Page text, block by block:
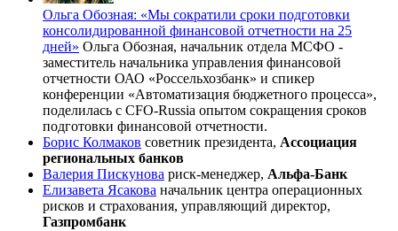
Ольга Обозная: «Мы сократили сроки подготовки
консолидированной финансовой отчетности на 25
дней» Ольга Обозная, начальник отдела МСФО -
заместитель начальника управления финансовой
отчетности ОАО «Россельхозбанк» и спикер
конференции «Автоматизация бюджетного процесса»,
поделилась с CFO-Russia опытом сокращения сроков
подготовки финансовой отчетности.
Борис Колмаков советник президента, Ассоциация
региональных банков
Валерия Пискунова риск-менеджер, Альфа-Банк
Елизавета Ясакова начальник центра операционных
рисков и страхования, управляющий директор,
Газпромбанк